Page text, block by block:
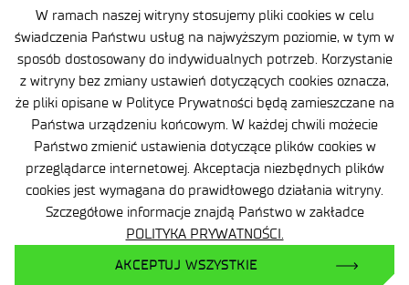
W ramach naszej witryny stosujemy pliki cookies w celu
świadczenia Państwu usług na najwyższym poziomie, w tym w
sposób dostosowany do indywidualnych potrzeb. Korzystanie
z witryny bez zmiany ustawień dotyczących cookies oznacza,
że pliki opisane w Polityce Prywatności będą zamieszczane na
Państwa urządzeniu końcowym. W każdej chwili możecie
Państwo zmienić ustawienia dotyczące plików cookies w
przeglądarce internetowej. Akceptacja niezbędnych plików
cookies jest wymagana do prawidłowego działania witryny.
Szczegółowe informacje znajdą Państwo w zakładce
POLITYKA PRYWATNOŚCI.
AKCEPTUJ WSZYSTKIE
Deklaracja dostępności
Polityka prywatności
Zgłaszanie naruszeń prawa
Plan równości (GEP)
Skargi i odwołania
Zamówienia publiczne
Polityka Cookie